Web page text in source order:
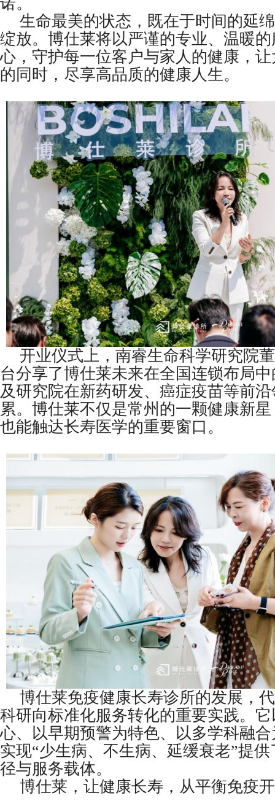
生命最美的状态，既在于时间的延
绽放。博仕莱将以严谨的专业、温暖
心，守护每一位客户与家人的健康，
的同时，尽享高品质的健康人生。
开业仪式上，南睿生命科学研究院
台分享了博仕莱未来在全国连锁布局
及研究院在新药研发、癌症疫苗等前
累。博仕莱不仅是常州的一颗健康新
也能触达长寿医学的重要窗口。
博仕莱免疫健康长寿诊所的发展，
科研向标准化服务转化的重要实践。
心、以早期预警为特色、以多学科融
实现“少生病、不生病、延缓衰老”提
径与服务载体。
博仕莱，让健康长寿，从平衡免疫